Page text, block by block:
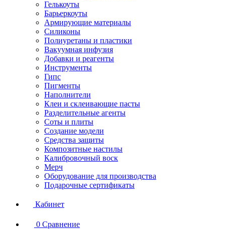
Гелькоуты
Барьеркоуты
Армирующие материалы
Силиконы
Полиуретаны и пластики
Вакуумная инфузия
Добавки и реагенты
Инструменты
Гипс
Пигменты
Наполнители
Клеи и склеивающие пасты
Разделительные агенты
Соты и плиты
Создание модели
Средства защиты
Композитные настилы
Калибровочный воск
Мерч
Оборудование для производства
Подарочные сертификаты
Кабинет
0 Сравнение